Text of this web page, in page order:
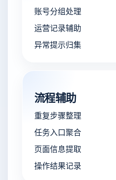
账号分组处理
运营记录辅助
异常提示归集
流程辅助
重复步骤整理
任务入口聚合
页面信息提取
操作结果记录